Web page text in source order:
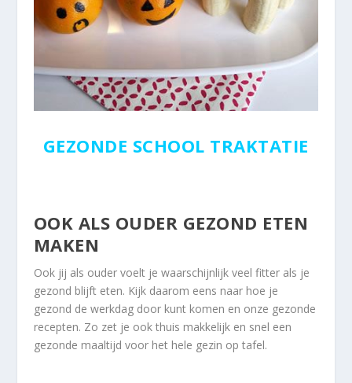
GEZONDE SCHOOL TRAKTATIE
OOK ALS OUDER GEZOND ETEN
MAKEN
Ook jij als ouder voelt je waarschijnlijk veel fitter als je
gezond blijft eten. Kijk daarom eens naar hoe je
gezond de werkdag door kunt komen en onze gezonde
recepten. Zo zet je ook thuis makkelijk en snel een
gezonde maaltijd voor het hele gezin op tafel.